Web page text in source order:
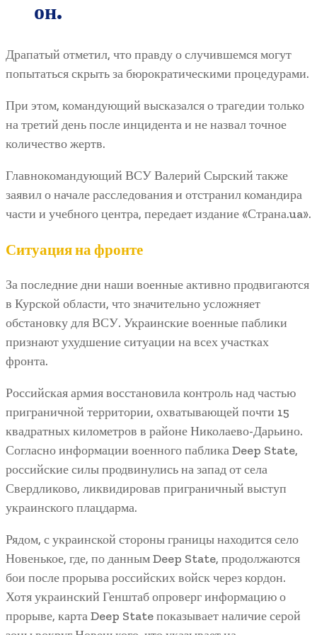
он.
Драпатый отметил, что правду о случившемся могут
попытаться скрыть за бюрократическими процедурами.
При этом, командующий высказался о трагедии только
на третий день после инцидента и не назвал точное
количество жертв.
Главнокомандующий ВСУ Валерий Сырский также
заявил о начале расследования и отстранил командира
части и учебного центра, передает издание «Страна.ua».
Ситуация на фронте
За последние дни наши военные активно продвигаются
в Курской области, что значительно усложняет
обстановку для ВСУ. Украинские военные паблики
признают ухудшение ситуации на всех участках
фронта.
Российская армия восстановила контроль над частью
приграничной территории, охватывающей почти 15
квадратных километров в районе Николаево-Дарьино.
Согласно информации военного паблика Deep State,
российские силы продвинулись на запад от села
Свердликово, ликвидировав приграничный выступ
украинского плацдарма.
Рядом, с украинской стороны границы находится село
Новенькое, где, по данным Deep State, продолжаются
бои после прорыва российских войск через кордон.
Хотя украинский Генштаб опроверг информацию о
прорыве, карта Deep State показывает наличие серой